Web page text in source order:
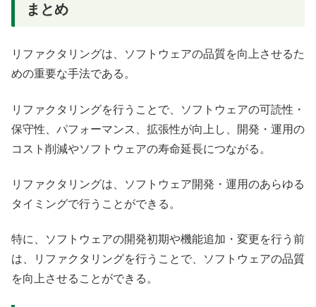
まとめ
リファクタリングは、ソフトウェアの品質を向上させるた
めの重要な手法である。
リファクタリングを行うことで、ソフトウェアの可読性・
保守性、パフォーマンス、拡張性が向上し、開発・運用の
コスト削減やソフトウェアの寿命延長につながる。
リファクタリングは、ソフトウェア開発・運用のあらゆる
タイミングで行うことができる。
特に、ソフトウェアの開発初期や機能追加・変更を行う前
は、リファクタリングを行うことで、ソフトウェアの品質
を向上させることができる。